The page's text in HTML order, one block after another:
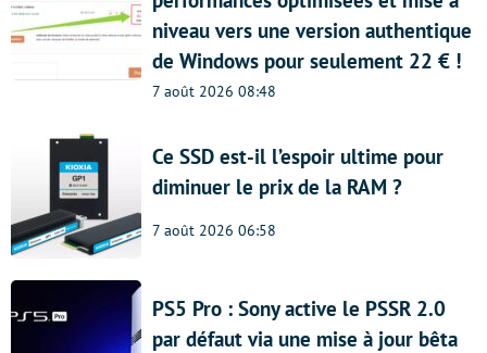
niveau vers une version authentique
de Windows pour seulement 22 € !
7 août 2026 08:48
Ce SSD est-il l’espoir ultime pour
diminuer le prix de la RAM ?
7 août 2026 06:58
PS5 Pro : Sony active le PSSR 2.0
par défaut via une mise à jour bêta